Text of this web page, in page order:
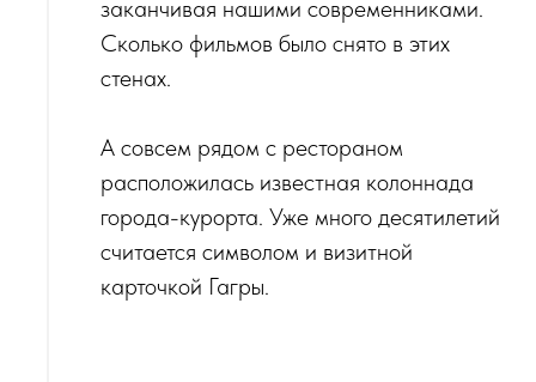
заканчивая нашими современниками.
‌Сколько фильмов было снято в этих
стенах.
А совсем рядом с рестораном
расположилась известная колоннада
города-курорта. Уже много десятилетий
считается символом и визитной
карточкой Гагры.